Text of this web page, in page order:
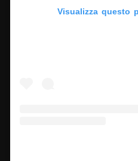
Visualizza questo